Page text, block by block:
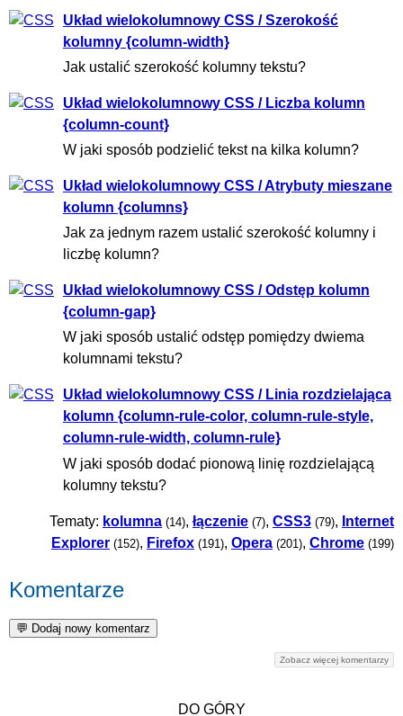
Układ wielokolumnowy CSS / Szerokość
kolumny {column-width}
Jak ustalić szerokość kolumny tekstu?
Układ wielokolumnowy CSS / Liczba kolumn
{column-count}
W jaki sposób podzielić tekst na kilka kolumn?
Układ wielokolumnowy CSS / Atrybuty mieszane
kolumn {columns}
Jak za jednym razem ustalić szerokość kolumny i
liczbę kolumn?
Układ wielokolumnowy CSS / Odstęp kolumn
{column-gap}
W jaki sposób ustalić odstęp pomiędzy dwiema
kolumnami tekstu?
Układ wielokolumnowy CSS / Linia rozdzielająca
kolumn {column-rule-color, column-rule-style,
column-rule-width, column-rule}
W jaki sposób dodać pionową linię rozdzielającą
kolumny tekstu?
Tematy: kolumna (14), łączenie (7), CSS3 (79), Internet
Explorer (152), Firefox (191), Opera (201), Chrome (199)
Komentarze
Zobacz więcej komentarzy
DO GÓRY